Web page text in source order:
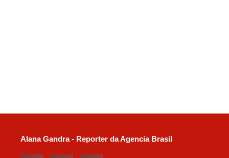
Alana Gandra - Reporter da Agencia Brasil